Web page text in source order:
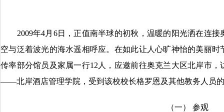
2009年4月6日，正值南半球的初秋，温暖的阳光洒在连
空与泛着波光的海水遥相呼应。在如此让人心旷神怡的美丽
传率部分馆员及家属一行12人，应邀前往奥克兰大区北岸市
——北岸酒店管理学院，受到该校校长格罗恩及其他教务人员
（一） 参观